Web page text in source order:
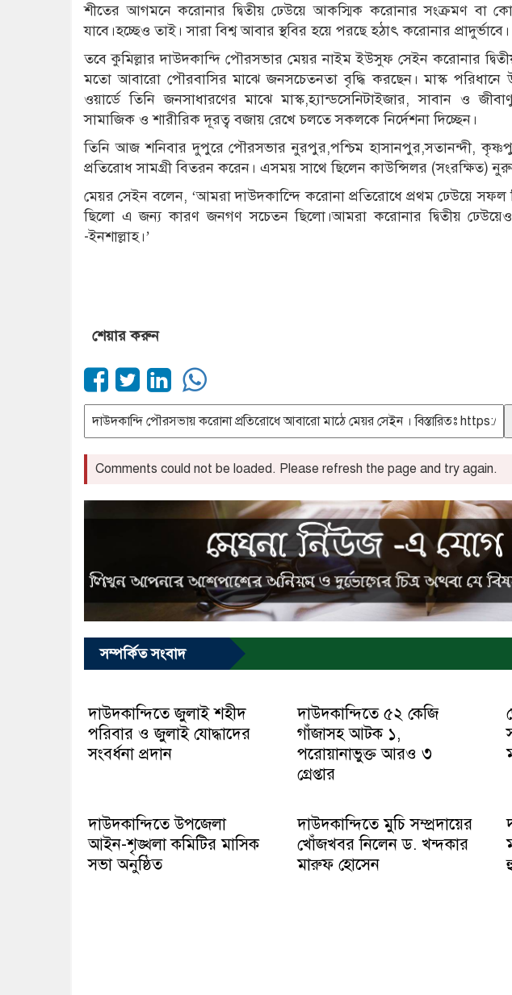
শীতের আগমনে করোনার দ্বিতীয় ঢেউয়ে আকস্মিক করোনার সংক্রমণ বা
যাবে।হচ্ছেও তাই। সারা বিশ্ব আবার স্থবির হয়ে পরছে হঠাৎ করোনার প্রাদুর্ভাবে।
তবে কুমিল্লার দাউদকান্দি পৌরসভার মেয়র নাইম ইউসুফ সেইন করোনার
মতো আবারো পৌরবাসির মাঝে জনসচেতনতা বৃদ্ধি করছেন। মাস্ক
ওয়ার্ডে তিনি জনসাধারণের মাঝে মাস্ক,হ্যান্ডসেনিটাইজার, সাবান ও
সামাজিক ও শারীরিক দূরত্ব বজায় রেখে চলতে সকলকে নির্দেশনা দিচ্ছেন।
তিনি আজ শনিবার দুপুরে পৌরসভার নুরপুর,পশ্চিম হাসানপুর,সতানন্দী,
প্রতিরোধ সামগ্রী বিতরন করেন। এসময় সাথে ছিলেন কাউন্সিলর (সংরক্ষিত)
মেয়র সেইন বলেন, ‘আমরা দাউদকান্দিে করোনা প্রতিরোধে প্রথম ঢেউয়ে
ছিলো এ জন্য কারণ জনগণ সচেতন ছিলো।আমরা করোনার দ্বিতীয়
-ইনশাল্লাহ।’
শেয়ার করুন
Comments could not be loaded. Please refresh the page and try again.
সম্পর্কিত সংবাদ
দাউদকান্দিতে জুলাই শহীদ
পরিবার ও জুলাই যোদ্ধাদের
সংবর্ধনা প্রদান
দাউদকান্দিতে ৫২ কেজি
গাঁজাসহ আটক ১,
পরোয়ানাভুক্ত আরও ৩
গ্রেপ্তার
দাউদকান্দিতে উপজেলা
আইন-শৃঙ্খলা কমিটির মাসিক
সভা অনুষ্ঠিত
দাউদকান্দিতে মুচি সম্প্রদায়ের
খোঁজখবর নিলেন ড. খন্দকার
মারুফ হোসেন